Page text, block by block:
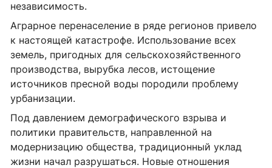
независимость.
Аграрное перенаселение в ряде регионов привело
к настоящей катастрофе. Использование всех
земель, пригодных для сельскохозяйственного
производства, вырубка лесов, истощение
источников пресной воды породили проблему
урбанизации.
Под давлением демографического взрыва и
политики правительств, направленной на
модернизацию общества, традиционный уклад
жизни начал разрушаться. Новые отношения